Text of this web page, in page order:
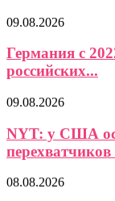
09.08.2026
Германия с
российских...
09.08.2026
NYT: у США
08.08.2026